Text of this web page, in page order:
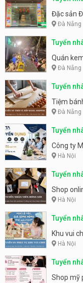
Nẵng
Đặc sản
Đà Nẵng
Tuyển
Quán
Đà Nẵng
Tuyển
Tiệm
Đà Nẵng
Tuyển
parttime,
Công ty
Hà Nội
Tuyển
Shop
Hà Nội
Tuyển
động
Khu vui
Hà Nội
Tuyển
Shop mỹ